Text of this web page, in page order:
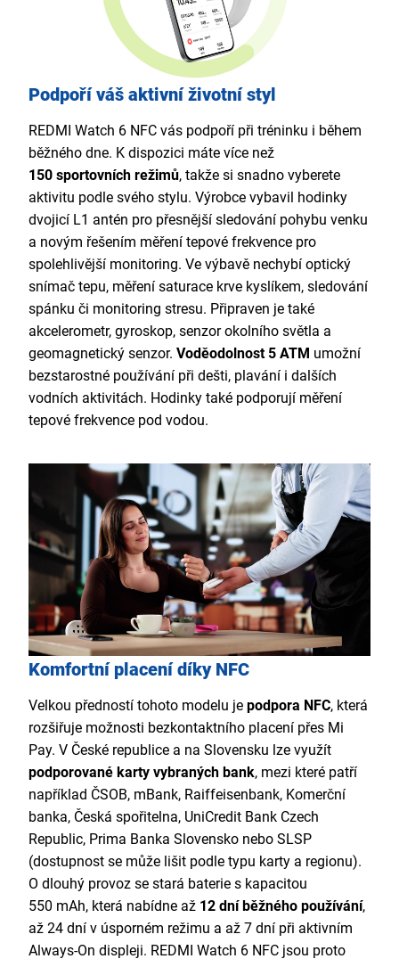
Podpoří váš aktivní životní styl
REDMI Watch 6 NFC vás podpoří při tréninku i během
běžného dne. K dispozici máte více než
150 sportovních režimů, takže si snadno vyberete
aktivitu podle svého stylu. Výrobce vybavil hodinky
dvojicí L1 antén pro přesnější sledování pohybu venku
a novým řešením měření tepové frekvence pro
spolehlivější monitoring. Ve výbavě nechybí optický
snímač tepu, měření saturace krve kyslíkem, sledování
spánku či monitoring stresu. Připraven je také
akcelerometr, gyroskop, senzor okolního světla a
geomagnetický senzor. Voděodolnost 5 ATM umožní
bezstarostné používání při dešti, plavání i dalších
vodních aktivitách. Hodinky také podporují měření
tepové frekvence pod vodou.
Komfortní placení díky NFC
Velkou předností tohoto modelu je podpora NFC, která
rozšiřuje možnosti bezkontaktního placení přes Mi
Pay. V České republice a na Slovensku lze využít
podporované karty vybraných bank, mezi které patří
například ČSOB, mBank, Raiffeisenbank, Komerční
banka, Česká spořitelna, UniCredit Bank Czech
Republic, Prima Banka Slovensko nebo SLSP
(dostupnost se může lišit podle typu karty a regionu).
O dlouhý provoz se stará baterie s kapacitou
550 mAh, která nabídne až 12 dní běžného používání,
až 24 dní v úsporném režimu a až 7 dní při aktivním
Always-On displeji. REDMI Watch 6 NFC jsou proto